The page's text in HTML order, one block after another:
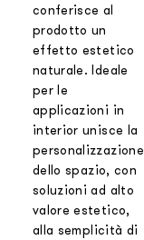
conferisce al
prodotto un
effetto estetico
naturale. Ideale
per le
applicazioni in
interior unisce la
personalizzazione
dello spazio, con
soluzioni ad alto
valore estetico,
alla semplicità di